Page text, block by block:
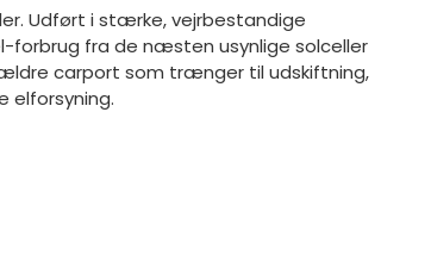
Udført i stærke, vejrbestandige
fra de næsten usynlige solceller
carport som trænger til udskiftning,
elforsyning.